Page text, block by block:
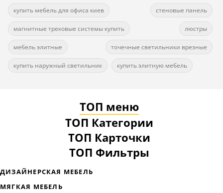
купить мебель для офиса киев стеновые панель
магнитные трековые системы купить люстры
мебель элитные точечные светильники врезные
купить наружный светильник купить элитную мебель
ТОП меню
ТОП Категории
ТОП Карточки
ТОП Фильтры